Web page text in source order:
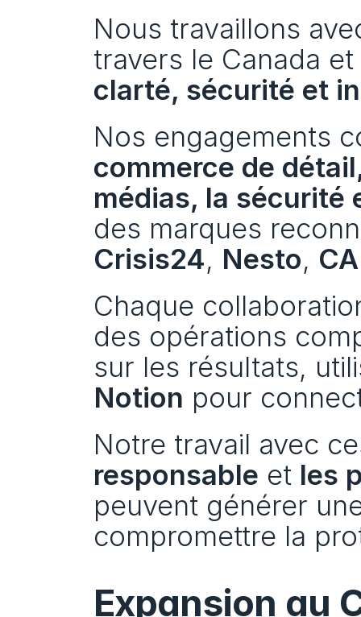
Nous travaillons
clarté, sécurité et
Nos engagements
commerce de
médias, la sécurité
des marques
Crisis24, Nesto,
Chaque
des opérations
sur les résultats,
Notion pour
Notre travail avec
responsable et les
peuvent générer
compromettre la
Expansion au